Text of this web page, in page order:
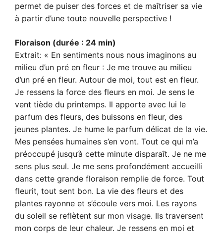
permet de puiser des forces et de maîtriser sa vie
à partir d’une toute nouvelle perspective !
Floraison (durée : 24 min)
Extrait: « En sentiments nous nous imaginons au
milieu d’un pré en fleur : Je me trouve au milieu
d’un pré en fleur. Autour de moi, tout est en fleur.
Je ressens la force des fleurs en moi. Je sens le
vent tiède du printemps. Il apporte avec lui le
parfum des fleurs, des buissons en fleur, des
jeunes plantes. Je hume le parfum délicat de la vie.
Mes pensées humaines s’en vont. Tout ce qui m’a
préoccupé jusqu’à cette minute disparaît. Je ne me
sens plus seul. Je me sens profondément accueilli
dans cette grande floraison remplie de force. Tout
fleurit, tout sent bon. La vie des fleurs et des
plantes rayonne et s’écoule vers moi. Les rayons
du soleil se reflètent sur mon visage. Ils traversent
mon corps de leur chaleur. Je ressens en moi et